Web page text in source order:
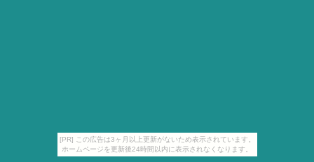
[PR] この広告は3ヶ月以上更新がないため表示されています。
ホームページを更新後24時間以内に表示されなくなります。